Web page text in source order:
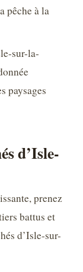
pêche à la
sur-la-
paysages
d’Isle-
prenez
battus et
d’Isle-sur-